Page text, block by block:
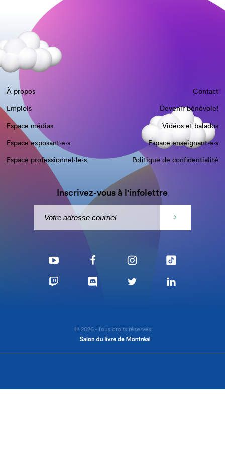
À propos
Contact
Emplois
Devenir bénévole!
Espace médias
Vidéos et balados
Espace exposant·e⋅s
Espace enseignant·e⋅s
Espace professionnel·le⋅s
Politique de confidentialité
Inscrivez-vous à l'infolettre
© 2026 - Tous droits réservés